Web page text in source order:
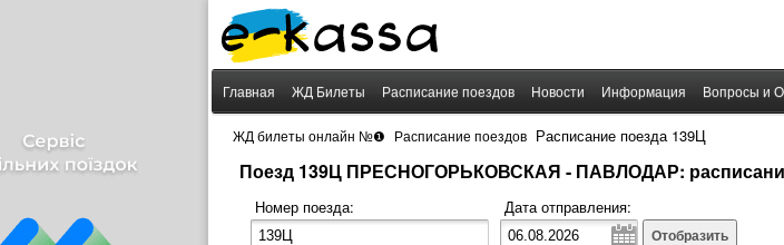
Главная ЖД Билеты Расписание поездов Новости Информация Вопросы и
ЖД билеты онлайн №❶ Расписание поездов Расписание поезда 139Ц
Поезд 139Ц ПРЕСНОГОРЬКОВСКАЯ - ПАВЛОДАР:
Номер поезда: Дата отправления:
Отобразить